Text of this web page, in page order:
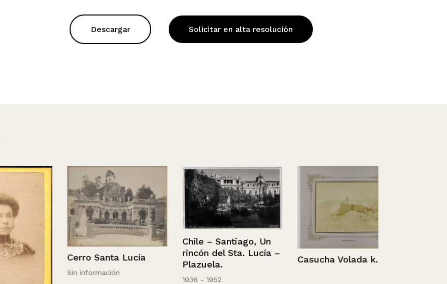
Descargar Solicitar en alta resolución
Cerro Santa Lucía
Sin información
Chile – Santiago, Un
rincón del Sta. Lucía –
Plazuela.
1936 - 1952
Casucha Volada k. 75